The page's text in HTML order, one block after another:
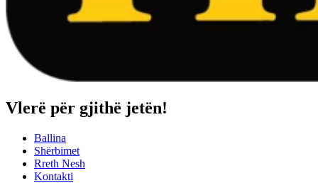
Vlerë për gjithë jetën!
Ballina
Shërbimet
Rreth Nesh
Kontakti